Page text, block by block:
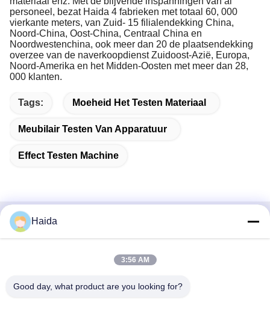
personeel, bezat Haida 4 fabrieken met totaal 60, 000
vierkante meters, van Zuid- 15 filialendekking China,
Noord-China, Oost-China, Centraal China en
Noordwestenchina, ook meer dan 20 de plaatsendekking
overzee van de naverkoopdienst Zuidoost-Azië, Europa,
Noord-Amerika en het Midden-Oosten met meer dan 28,
000 klanten.
Tags: Moeheid Het Testen Materiaal
Meubilair Testen Van Apparatuur
Effect Testen Machine
Snel contact
Tianan, Nancheng-District, Dongguan-Stad, de Provincie
Haida
3:56 AM
Good day, what product are you looking for?